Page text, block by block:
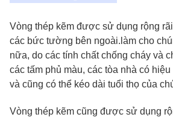
Vòng thép kẽm được sử dụng rộng
các bức tường bên ngoài.làm cho
nữa, do các tính chất chống cháy và
các tấm phủ màu, các tòa nhà có
và cũng có thể kéo dài tuổi thọ của
Vòng thép kẽm cũng được sử dụng